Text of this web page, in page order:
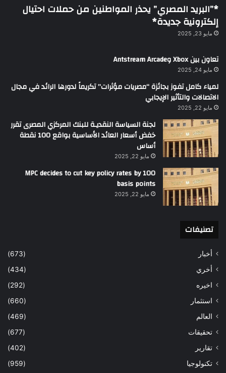
*”البريد المصري” يحذر المواطنين من حملات احتيال
إلكترونية جديدة*
مايو 23, 2025
تعاون بين Xbox وAntstream Arcade
مايو 24, 2025
لمياء كامل تفوز بجائزة “مصريات مؤثرات” تكريماً لدورها الرائد في مجال
الاتصالات والتأثير الإيجابي
مايو 22, 2025
لجنة السياسة النقديـة للبنك المركزي المصرى تقرر
خفض أسعار العائد الأساسية بواقع 100 نقطة
أساس
مايو 22, 2025
MPC decides to cut key policy rates by 100
basis points
مايو 22, 2025
تصنيفات
أخبار
(673)
أخري
(434)
اخيره
(292)
استثمار
(660)
العالم
(469)
تحقيقات
(677)
تقارير
(402)
تكنولوجيا
(959)